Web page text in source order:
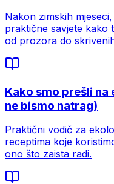
Nakon zimskih
praktične savjete kako
od prozora do
Kako smo prešli na
ne bismo natrag)
Praktični vodič za
receptima koje
ono što zaista radi.